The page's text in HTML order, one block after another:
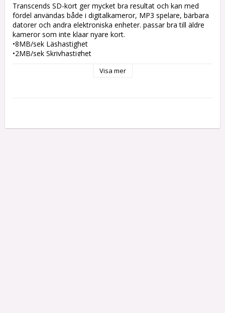
Transcends SD-kort ger mycket bra resultat och kan med
fördel användas både i digitalkameror, MP3 spelare, bärbara
datorer och andra elektroniska enheter. passar bra till äldre
kameror som inte klaar nyare kort.
•8MB/sek Läshastighet
•2MB/sek Skrivhastighet
Visa mer